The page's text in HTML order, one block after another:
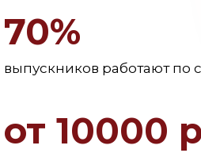
70%
выпускников работают по
от 10000